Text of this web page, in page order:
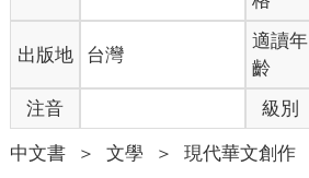
出版地 台灣
適讀年
齡
注音 級別
中文書 ＞ 文學 ＞ 現代華文創作